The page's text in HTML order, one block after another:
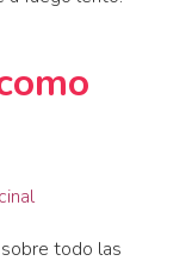
todo las